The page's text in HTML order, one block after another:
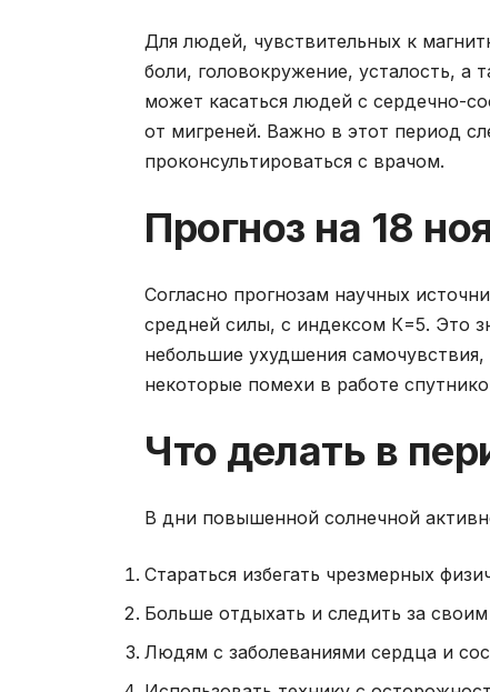
Для людей, чувствительных к
боли, головокружение, усталость, а
может касаться людей с сердечно-
от мигреней. Важно в этот период
проконсультироваться с врачом.
Прогноз на 18
Согласно прогнозам научных
средней силы, с индексом К=5. Это
небольшие ухудшения
некоторые помехи в работе
Что делать в
В дни повышенной солнечной
Стараться избегать чрезмерных
Больше отдыхать и следить за
Людям с заболеваниями сердца и